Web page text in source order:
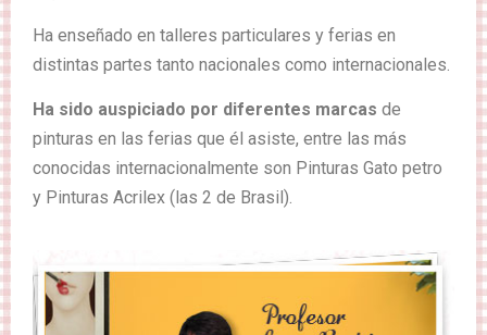
Ha enseñado en talleres particulares y ferias en
distintas partes tanto nacionales como internacionales.
Ha sido auspiciado por diferentes marcas de
pinturas en las ferias que él asiste, entre las más
conocidas internacionalmente son Pinturas Gato petro
y Pinturas Acrilex (las 2 de Brasil).